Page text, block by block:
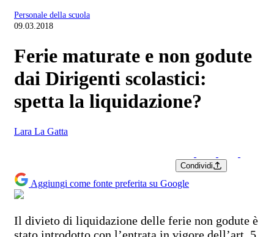
Personale della scuola
09.03.2018
Ferie maturate e non godute
dai Dirigenti scolastici:
spetta la liquidazione?
Lara La Gatta
Condividi
Aggiungi come fonte preferita su Google
Il divieto di liquidazione delle ferie non godute è